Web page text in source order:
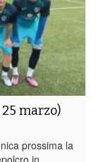
marzo)
prossima la
in